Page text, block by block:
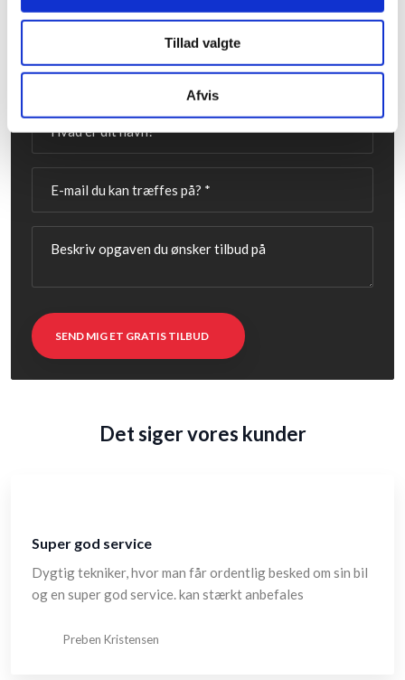
Tillad valgte
Afvis
Få et tilbud i dag
Udfyld formularen herunder og vi vender tilbage med et
uforpligtende tilbud inden for 24 timer.
Det siger vores kunder
Super god service
Dygtig tekniker, hvor man får ordentlig besked om sin bil
og en super god service. kan stærkt anbefales
Preben Kristensen